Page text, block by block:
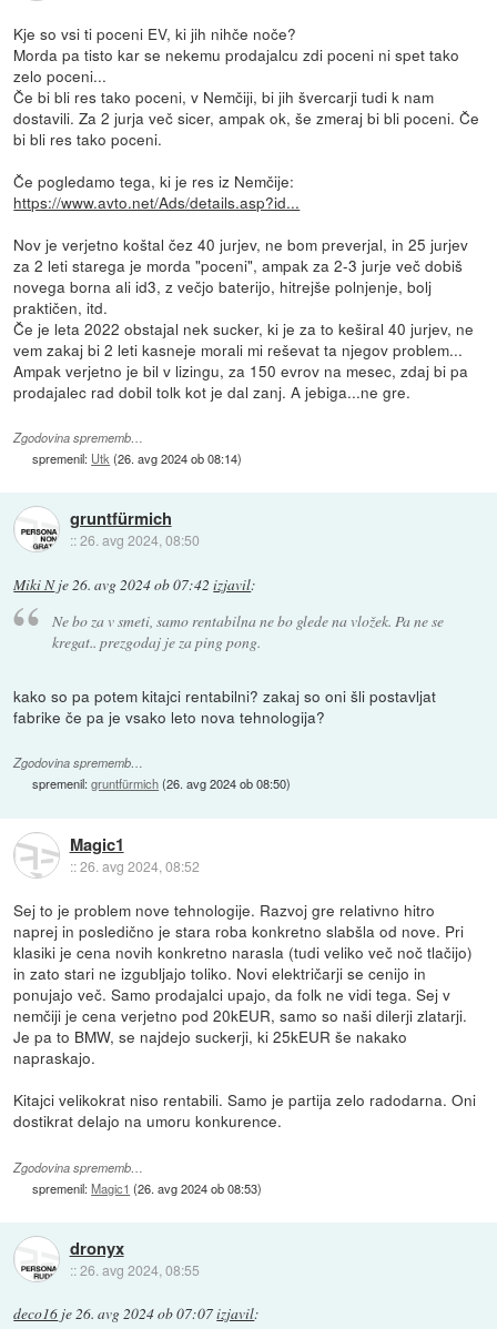
Kje so vsi ti poceni EV, ki jih nihče noče?
Morda pa tisto kar se nekemu prodajalcu zdi poceni ni spet tako
zelo poceni...
Če bi bli res tako poceni, v Nemčiji, bi jih švercarji tudi k nam
dostavili. Za 2 jurja več sicer, ampak ok, še zmeraj bi bli poceni. Če
bi bli res tako poceni.
Če pogledamo tega, ki je res iz Nemčije:
https://www.avto.net/Ads/details.asp?id...
Nov je verjetno koštal čez 40 jurjev, ne bom preverjal, in 25 jurjev
za 2 leti starega je morda "poceni", ampak za 2-3 jurje več dobiš
novega borna ali id3, z večjo baterijo, hitrejše polnjenje, bolj
praktičen, itd.
Če je leta 2022 obstajal nek sucker, ki je za to keširal 40 jurjev, ne
vem zakaj bi 2 leti kasneje morali mi reševat ta njegov problem...
Ampak verjetno je bil v lizingu, za 150 evrov na mesec, zdaj bi pa
prodajalec rad dobil tolk kot je dal zanj. A jebiga...ne gre.
Zgodovina sprememb…
spremenil: Utk (26. avg 2024 ob 08:14)
gruntfürmich
::26. avg 2024, 08:50
Miki Nje26. avg 2024 ob 07:42 izjavil:
Ne bo za v smeti, samo rentabilna ne bo glede na vložek. Pa ne se
kregat.. prezgodaj je za ping pong.
kako so pa potem kitajci rentabilni? zakaj so oni šli postavljat
fabrike če pa je vsako leto nova tehnologija?
Zgodovina sprememb…
spremenil:gruntfürmich(26. avg 2024 ob 08:50)
Magic1
::26. avg 2024, 08:52
Sej to je problem nove tehnologije. Razvoj gre relativno hitro
naprej in posledično je stara roba konkretno slabšla od nove. Pri
klasiki je cena novih konkretno narasla (tudi veliko več noč tlačijo)
in zato stari ne izgubljajo toliko. Novi električarji se cenijo in
ponujajo več. Samo prodajalci upajo, da folk ne vidi tega. Sej v
nemčiji je cena verjetno pod 20kEUR, samo so naši dilerji zlatarji.
Je pa to BMW, se najdejo suckerji, ki 25kEUR še nakako
napraskajo.
Kitajci velikokrat niso rentabili. Samo je partija zelo radodarna. Oni
dostikrat delajo na umoru konkurence.
Zgodovina sprememb…
spremenil:Magic1 (26. avg 2024 ob 08:53)
dronyx
::26. avg 2024, 08:55
deco16 je26. avg 2024 ob 07:07izjavil: